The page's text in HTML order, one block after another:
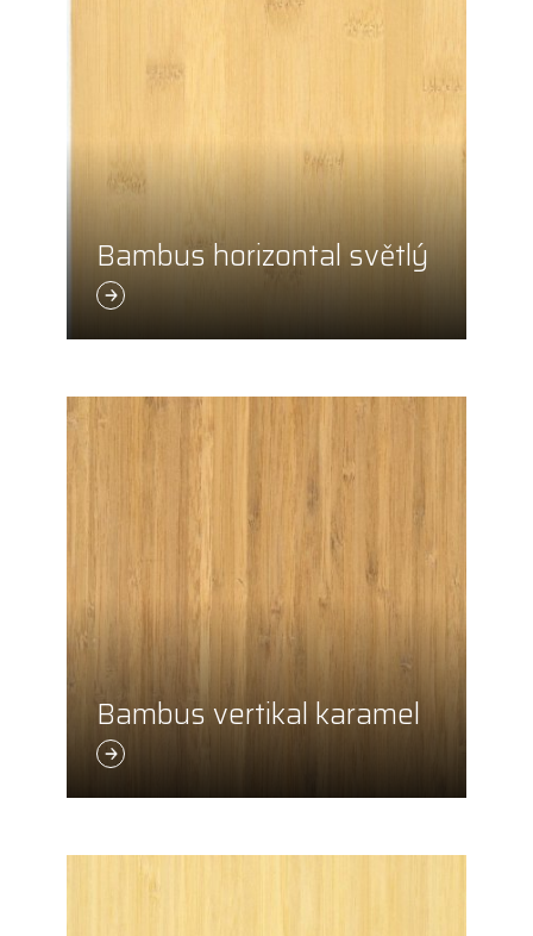
Bambus horizontal světlý
Bambus vertikal karamel